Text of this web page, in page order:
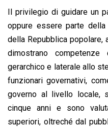
Il privilegio di guidare un
oppure essere parte della
della Repubblica popolare,
dimostrano
gerarchico e laterale allo
funzionari governativi,
governo al livello locale,
cinque anni e sono
superiori, oltreché dal